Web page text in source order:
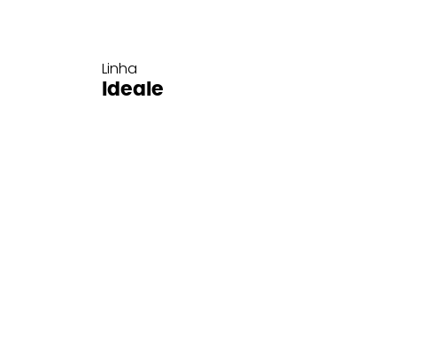
Linha
Ideale